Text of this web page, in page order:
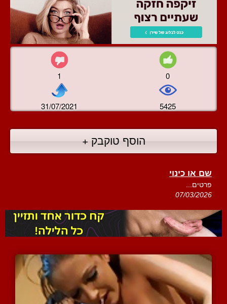
1 0
31/07/2021 5425
הוסף טוקבק +
שם או כינוי
פרטים...
07/03/2026